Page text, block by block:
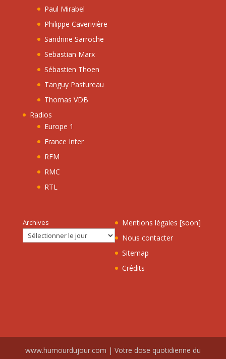
Paul Mirabel
Philippe Caverivière
Sandrine Sarroche
Sebastian Marx
Sébastien Thoen
Tanguy Pastureau
Thomas VDB
Radios
Europe 1
France Inter
RFM
RMC
RTL
Archives
Mentions légales [soon]
Nous contacter
Sitemap
Crédits
www.humourdujour.com | Votre dose quotidienne du